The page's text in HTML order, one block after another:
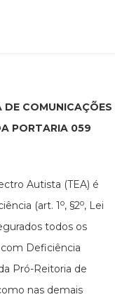
COMUNICAÇÕES
PORTARIA 059
Autista (TEA) é
(art. 1o, §2o, Lei
todos os
Deficiência
Pró-Reitoria de
nas demais